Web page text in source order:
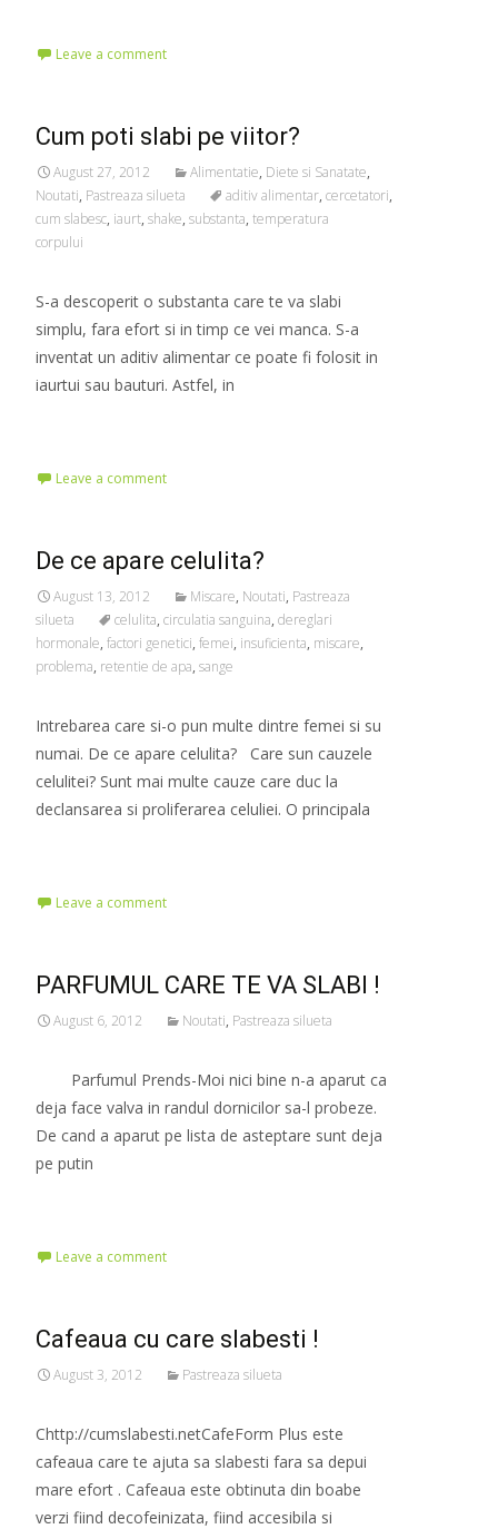
Leave a comment
Cum poti slabi pe viitor?
August 27, 2012 Alimentatie, Diete si Sanatate,
Noutati, Pastreaza silueta aditiv alimentar, cercetatori,
cum slabesc, iaurt, shake, substanta, temperatura
corpului
S-a descoperit o substanta care te va slabi
simplu, fara efort si in timp ce vei manca. S-a
inventat un aditiv alimentar ce poate fi folosit in
iaurtui sau bauturi. Astfel, in
Leave a comment
De ce apare celulita?
August 13, 2012 Miscare, Noutati, Pastreaza
silueta
celulita, circulatia sanguina, dereglari
hormonale, factori genetici, femei, insuficienta, miscare,
problema, retentie de apa, sange
Intrebarea care si-o pun multe dintre femei si su
numai. De ce apare celulita? Care sun cauzele
celulitei? Sunt mai multe cauze care duc la
declansarea si proliferarea celuliei. O principala
Leave a comment
PARFUMUL CARE TE VA SLABI !
August 6, 2012 Noutati, Pastreaza silueta
Parfumul Prends-Moi nici bine n-a aparut ca
deja face valva in randul dornicilor sa-l probeze.
De cand a aparut pe lista de asteptare sunt deja
pe putin
Leave a comment
Cafeaua cu care slabesti !
August 3, 2012 Pastreaza silueta
Chttp://cumslabesti.netCafeForm Plus este
cafeaua care te ajuta sa slabesti fara sa depui
mare efort . Cafeaua este obtinuta din boabe
verzi fiind decofeinizata, fiind accesibila si